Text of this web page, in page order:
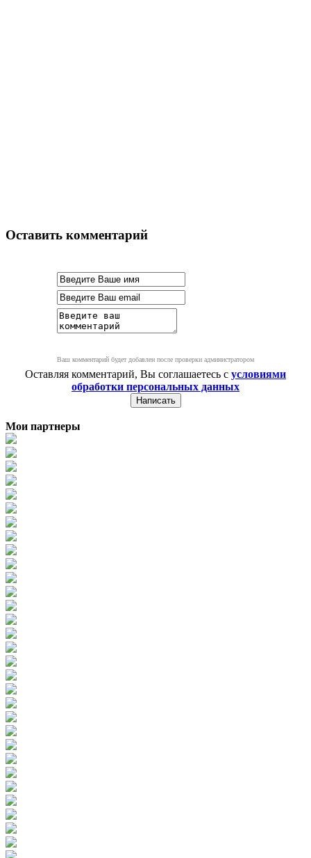
Оставить комментарий
Ваш комментарий будет добавлен после проверки администратором
Оставляя комментарий, Вы соглашаетесь с условиями
обработки персональных данных
Мои партнеры